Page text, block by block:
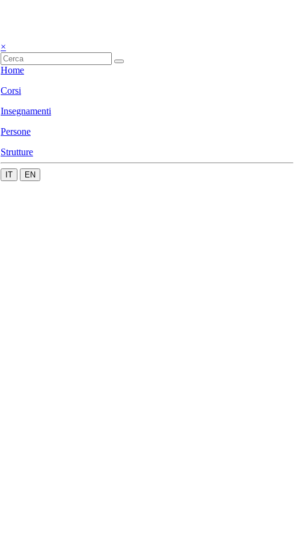
×
Home
Corsi
Insegnamenti
Persone
Strutture
IT EN